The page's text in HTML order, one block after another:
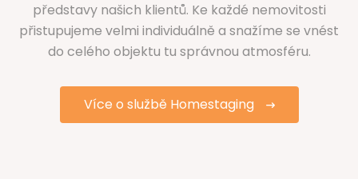
představy našich klientů. Ke každé nemovitosti
přistupujeme velmi individuálně a snažíme se vnést
do celého objektu tu správnou atmosféru.
Více o službě Homestaging